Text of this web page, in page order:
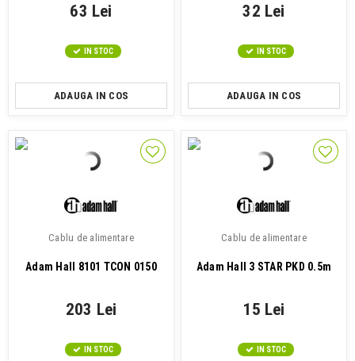
63 Lei
IN STOC
ADAUGA IN COS
32 Lei
IN STOC
ADAUGA IN COS
Cablu de alimentare
Adam Hall 8101 TCON 0150
203 Lei
IN STOC
Cablu de alimentare
Adam Hall 3 STAR PKD 0.5m
15 Lei
IN STOC